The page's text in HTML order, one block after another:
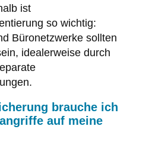
ist
so wichtig:
Büronetzwerke sollten
idealerweise durch
brauche ich
auf meine